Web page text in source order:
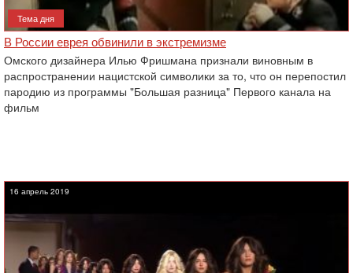
Тема дня
В России еврея обвинили в экстремизме
Омского дизайнера Илью Фришмана признали виновным в
распространении нацистской символики ‎за то, что он перепостил
пародию из программы "Большая разница" Первого канала на
фильм
16 апрель 2019